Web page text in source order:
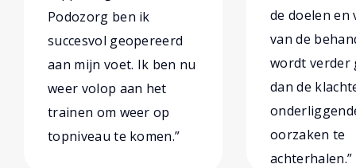
Podozorg ben ik
succesvol geopereerd
aan mijn voet. Ik ben nu
weer volop aan het
trainen om weer op
topniveau te komen.”
de doelen
van de
wordt verder
dan de
oorzaken te
achterhalen.”